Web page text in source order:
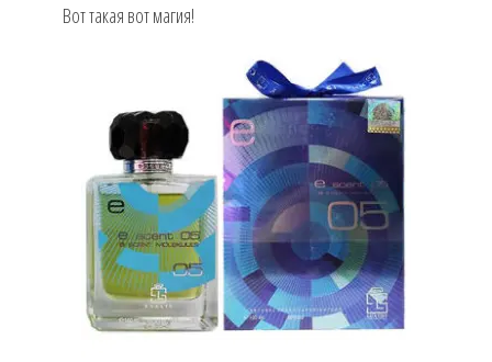
Вот такая вот магия!